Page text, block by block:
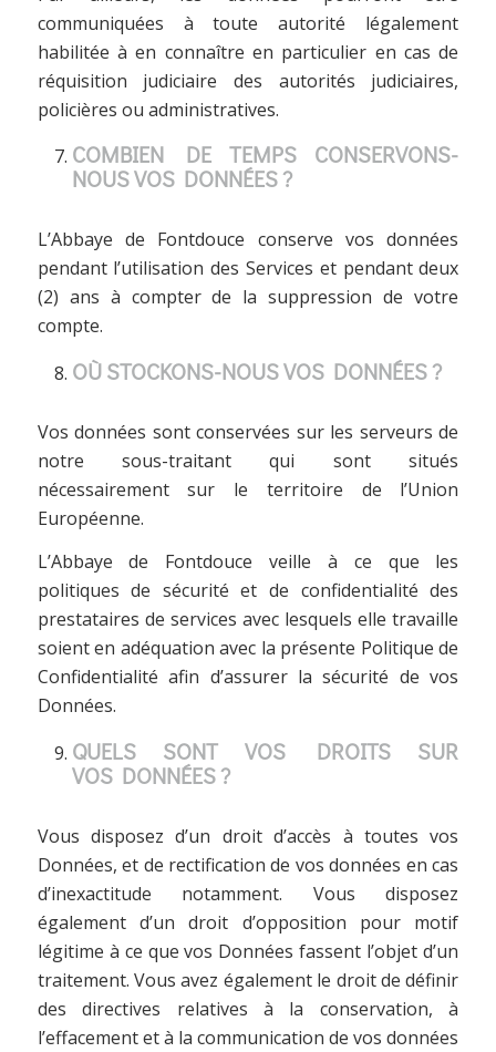
communiquées à toute autorité légalement
habilitée à en connaître en particulier en cas de
réquisition judiciaire des autorités judiciaires,
policières ou administratives.
COMBIEN DE TEMPS CONSERVONS-
NOUS VOS DONNÉES ?
L’Abbaye de Fontdouce conserve vos données
pendant l’utilisation des Services et pendant deux
(2) ans à compter de la suppression de votre
compte.
OÙ STOCKONS-NOUS VOS DONNÉES ?
Vos données sont conservées sur les serveurs de
notre sous-traitant qui sont situés
nécessairement sur le territoire de l’Union
Européenne.
L’Abbaye de Fontdouce veille à ce que les
politiques de sécurité et de confidentialité des
prestataires de services avec lesquels elle travaille
soient en adéquation avec la présente Politique de
Confidentialité afin d’assurer la sécurité de vos
Données.
QUELS SONT VOS DROITS SUR
VOS DONNÉES ?
Vous disposez d’un droit d’accès à toutes vos
Données, et de rectification de vos données en cas
d’inexactitude notamment. Vous disposez
également d’un droit d’opposition pour motif
légitime à ce que vos Données fassent l’objet d’un
traitement. Vous avez également le droit de définir
des directives relatives à la conservation, à
l’effacement et à la communication de vos données